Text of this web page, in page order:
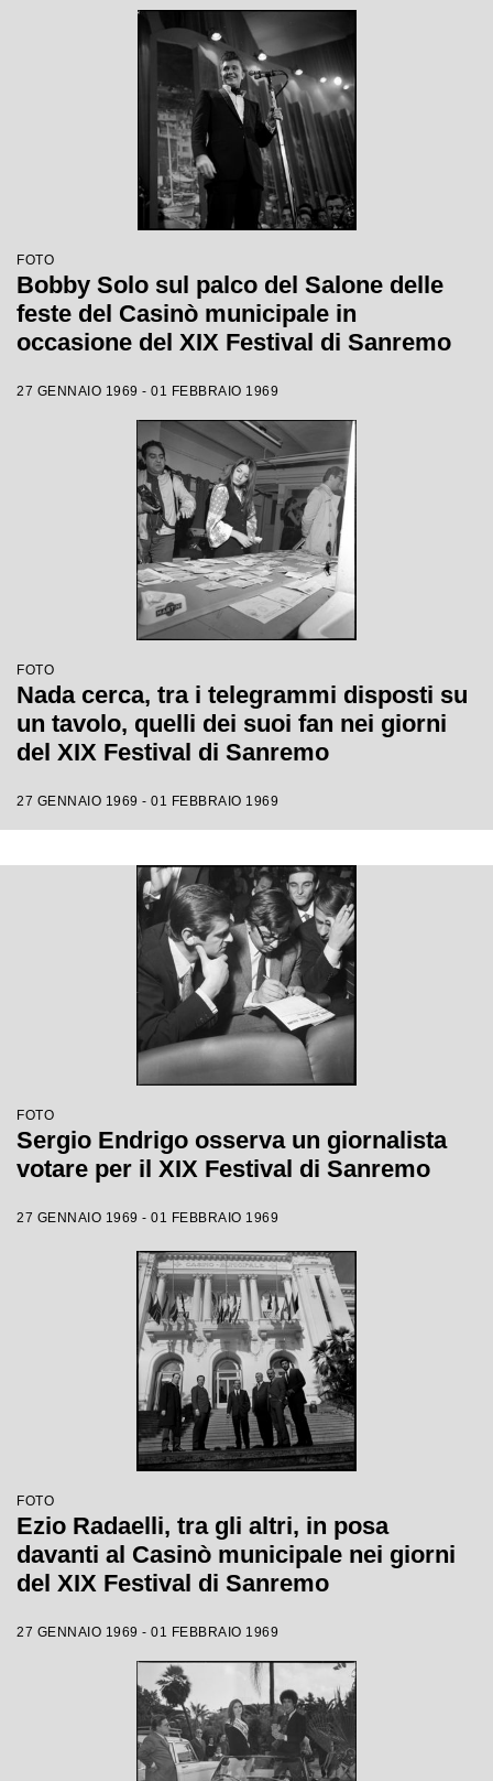
FOTO
Bobby Solo sul palco del Salone delle
feste del Casinò municipale in
occasione del XIX Festival di Sanremo
27 GENNAIO 1969 - 01 FEBBRAIO 1969
FOTO
Nada cerca, tra i telegrammi disposti su
un tavolo, quelli dei suoi fan nei giorni
del XIX Festival di Sanremo
27 GENNAIO 1969 - 01 FEBBRAIO 1969
FOTO
Sergio Endrigo osserva un giornalista
votare per il XIX Festival di Sanremo
27 GENNAIO 1969 - 01 FEBBRAIO 1969
FOTO
Ezio Radaelli, tra gli altri, in posa
davanti al Casinò municipale nei giorni
del XIX Festival di Sanremo
27 GENNAIO 1969 - 01 FEBBRAIO 1969